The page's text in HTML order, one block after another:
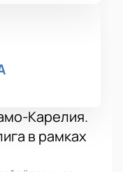
Карелия.
в рамках